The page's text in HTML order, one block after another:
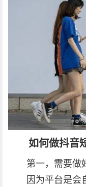
如何做抖音
第一，需要做
因为平台是会